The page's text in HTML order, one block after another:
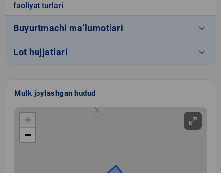
faoliyat turlari
Buyurtmachi ma’lumotlari keyboard_arrow_down
Lot hujjatlari keyboard_arrow_down
Mulk joylashgan hudud
+
−